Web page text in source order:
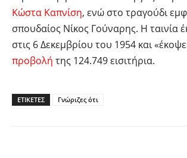
Κώστα Καπνίση, ενώ στο τραγούδι
σπουδαίος Νίκος Γούναρης. Η ταινία
στις 6 Δεκεμβρίου του 1954 και
προβολή της 124.749 εισιτήρια.
ΕΤΙΚΕΤΕΣ Γνώριζες ότι